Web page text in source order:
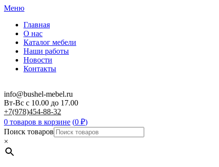
Меню
Главная
О нас
Каталог мебели
Наши работы
Новости
Контакты
info@bushel-mebel.ru
Вт-Вс c 10.00 до 17.00
+7(978)454-88-32
0 товаров в корзине (0 ₽)
Поиск товаров
×